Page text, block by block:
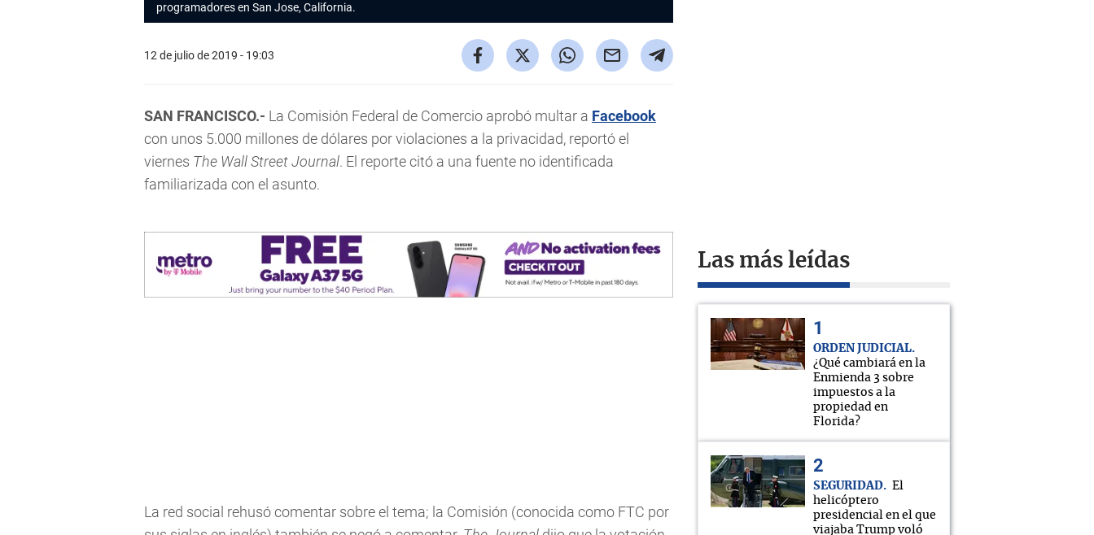
programadores en San Jose, California.
12 de julio de 2019 - 19:03
SAN FRANCISCO.- La Comisión Federal de Comercio aprobó multar a Facebook
con unos 5.000 millones de dólares por violaciones a la privacidad, reportó el
viernes The Wall Street Journal. El reporte citó a una fuente no identificada
familiarizada con el asunto.
La red social rehusó comentar sobre el tema; la Comisión (conocida como FTC por
Las más leídas
ORDEN JUDICIAL
¿Qué cambiará en la
Enmienda 3 sobre
impuestos a la
propiedad en
Florida?
SEGURIDAD
El
helicóptero
presidencial en el que
viajaba Trump voló